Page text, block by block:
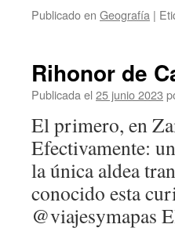
Publicado en Geografía |
Rihonor de
Publicada el 25 junio 2023
El primero, en
Efectivamente:
la única aldea
conocido esta
@viajesymapas